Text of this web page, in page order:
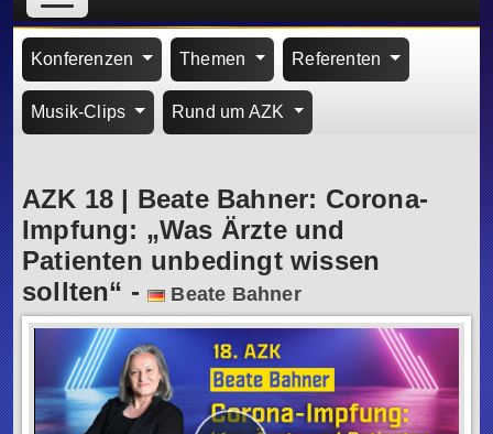
Konferenzen Themen Referenten
Musik-Clips Rund um AZK
AZK 18 | Beate Bahner: Corona-
Impfung: „Was Ärzte und
Patienten unbedingt wissen
sollten“ - Beate Bahner